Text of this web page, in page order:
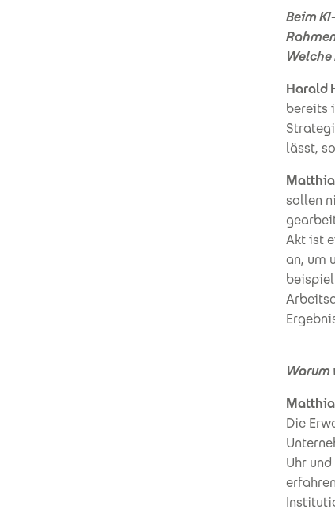
Beim
Welche
Harald
bereits
lässt,
sollen
Akt ist
an, um
Warum
Die
Uhr